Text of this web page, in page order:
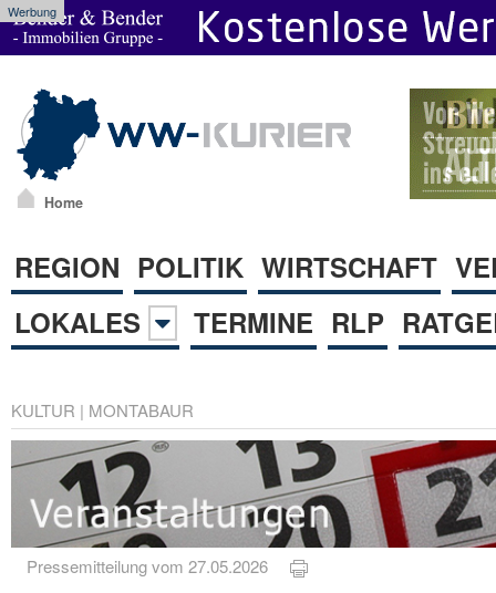
Werbung
Home
REGION POLITIK WIRTSCHAFT
LOKALES
TERMINE RLP
KULTUR | MONTABAUR
Pressemitteilung vom 27.05.2026